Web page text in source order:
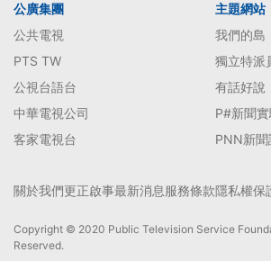
公廣集團
公共電視
PTS TW
公視台語台
中華電視公司
客家電視台
主題網站
我們的島
獨立特派
有話好說
P#新聞
PNN新
關於我們更正啟事最新消息服務條款隱私權保
Copyright © 2020 Public Television Service
Reserved.